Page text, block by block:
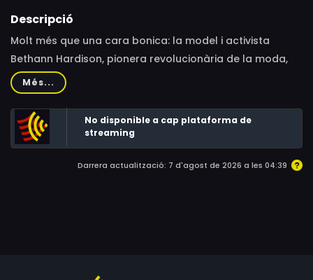
Descripció
Molt més que una cara bonica: la model i activista
Bethann Hardison, pionera revolucionària de la moda,
repassa la seva trajectòria i narra un capítol poc
conegut de la lluita per la diversitat racial.
Més...
No disponible a cap plataforma de
streaming
Darrera actualització: 7 d'agost de 2026 a les 04:39